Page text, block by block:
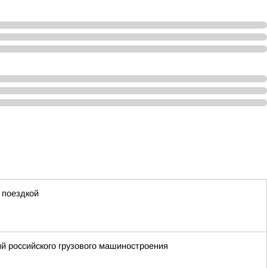
грузового машиностроения